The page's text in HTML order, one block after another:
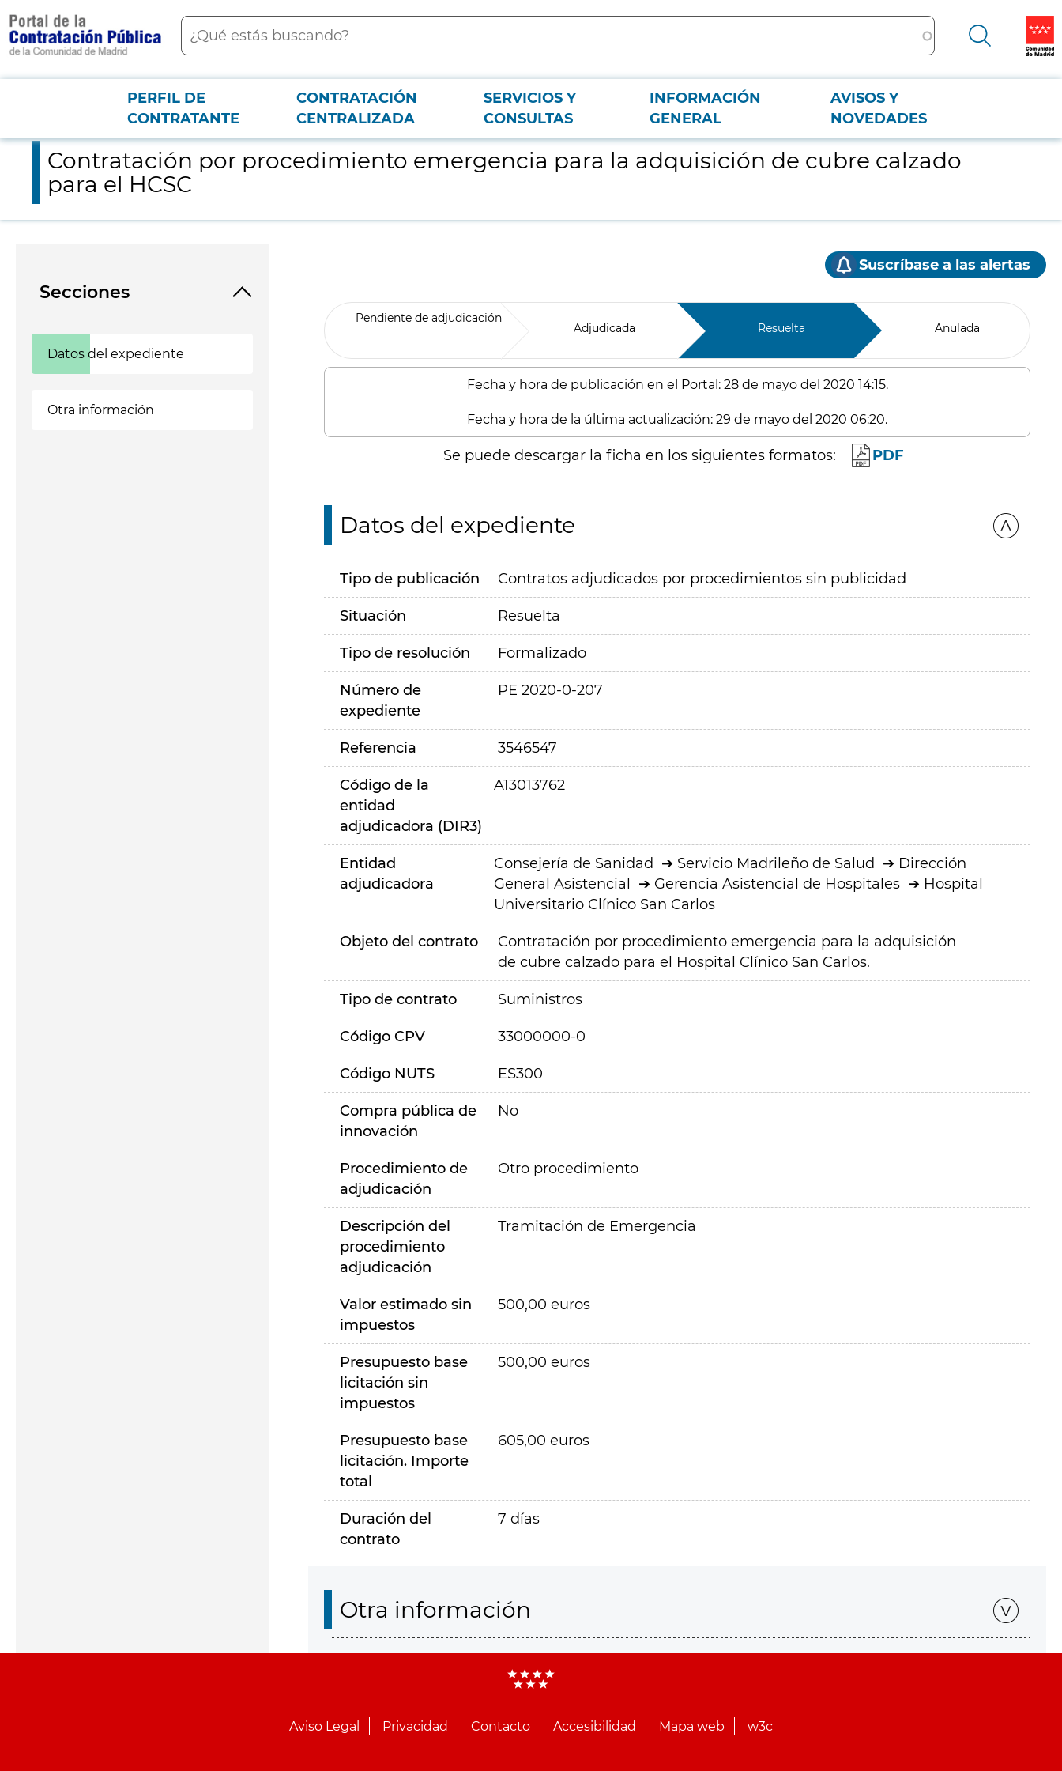
contenido
principal
Buscar
Menú PCON
PERFIL DE
CONTRATANTE
CONTRATACIÓN
CENTRALIZADA
SERVICIOS Y
CONSULTAS
INFORMACIÓN
GENERAL
AVISOS Y
NOVEDADES
Contratación por procedimiento emergencia para la adquisición de cubre calzado para el HCSC
Contratación por procedimiento emergencia para la adquisición de cubre calzado
para el HCSC
Secciones
Datos del expediente
Otra información
Suscríbase a las alertas
Pendiente de adjudicación
Adjudicada Resuelta Anulada
Fecha y hora de publicación en el Portal: 28 de mayo del 2020 14:15.
Fecha y hora de la última actualización: 29 de mayo del 2020 06:20.
Se puede descargar la ficha en los siguientes formatos: PDF
Datos del expediente
Tipo de publicación Contratos adjudicados por procedimientos sin publicidad
Situación Resuelta
Tipo de resolución Formalizado
Número de
expediente
PE 2020-0-207
Referencia 3546547
Código de la
entidad
adjudicadora (DIR3)
A13013762
Entidad
adjudicadora
Consejería de Sanidad Servicio Madrileño de Salud
Dirección
General Asistencial
Gerencia Asistencial de Hospitales
Hospital
Universitario Clínico San Carlos
Objeto del contrato
Contratación por procedimiento emergencia para la adquisición
de cubre calzado para el Hospital Clínico San Carlos.
Tipo de contrato Suministros
Código CPV 33000000-0
Código NUTS ES300
Compra pública de
innovación
No
Procedimiento de
adjudicación
Otro procedimiento
Descripción del
procedimiento
adjudicación
Tramitación de Emergencia
Valor estimado sin
impuestos
500,00 euros
Presupuesto base
licitación sin
impuestos
500,00 euros
Presupuesto base
licitación. Importe
total
605,00 euros
Duración del
contrato
7 días
Otra información
Aviso Legal Privacidad Contacto Accesibilidad Mapa web w3c